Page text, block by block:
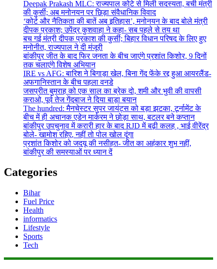
Deepak Prakash MLC: राज्यपाल कोटे से मिली सदस्यता, बची मंत्री
की कुर्सी; अब मनोनयन पर छिड़ा संवैधानिक विवाद
‘कोर्ट और नैतिकता की बातें अब इतिहास’, मनोनयन के बाद बोले मंत्री
दीपक प्रकाश; उपेंद्र कुशवाहा ने कहा- सब पहले से तय था
बच गई मंत्री दीपक प्रकाश की कुर्सी; बिहार विधान परिषद के लिए हुए
मनोनीत, राज्यपाल ने दी मंजूरी
बांकीपुर जीत के बाद फिर जनता के बीच जाएंगे प्रशांत किशोर, 9 दिनों
तक चलाएंगे विशेष अभियान
IRE vs AFG: बारिश ने बिगाड़ा खेल, बिना गेंद फेंके रद्द हुआ आयरलैंड-
अफगानिस्तान के बीच पहला वनडे
जसप्रीत बुमराह को एक साल का ब्रेक दो, शमी और भुवी की वापसी
कराओ, पूर्व तेज गेंदबाज ने दिया बाड़ा बयान
The hundred: मैनचेस्टर सुपर जायंट्स को बड़ा झटका, टूर्नामेंट के
बीच में ही अचानक एडेन मार्करम ने छोड़ा साथ, बटलर बने कप्तान
बांकीपुर उपचुनाव में करारी हार के बाद RJD में बढ़ी कलह , भाई वीरेंद्र
बोले- खामोश रहिए, नहीं तो पोल खोल दूंगा
प्रशांत किशोर को जदयू की नसीहत- जीत का अहंकार शुभ नहीं,
बांकीपुर की समस्याओं पर ध्यान दें
Categories
Bihar
Fuel Price
Health
informatics
Lifestyle
Sports
Tech